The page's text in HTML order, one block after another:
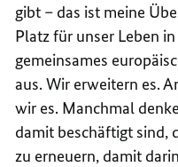
gibt – das ist meine
Platz für unser Leben
gemeinsames
aus. Wir erweitern es.
wir es. Manchmal
damit beschäftigt sind,
zu erneuern, damit